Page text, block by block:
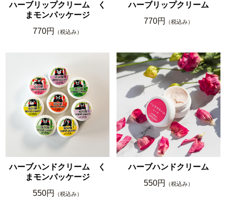
ハーブリップクリーム く
まモンパッケージ
770円
（税込み）
ハーブリップクリーム
770円
（税込み）
ハーブハンドクリーム く
まモンパッケージ
550円
（税込み）
ハーブハンドクリーム
550円
（税込み）